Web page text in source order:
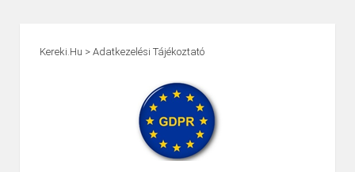
Kereki.hu > Adatkezelési Tájékoztató